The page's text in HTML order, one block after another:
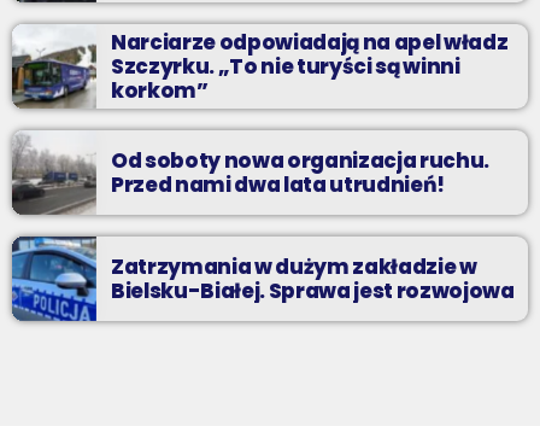
Narciarze odpowiadają na apel władz
Szczyrku. „To nie turyści są winni
korkom”
Od soboty nowa organizacja ruchu.
Przed nami dwa lata utrudnień!
Zatrzymania w dużym zakładzie w
Bielsku-Białej. Sprawa jest rozwojowa